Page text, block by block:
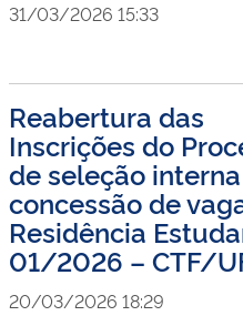
31/03/2026 15:33
Reabertura das
Inscrições do
de seleção
concessão de
Residência
01/2026 – CTF/
20/03/2026 18:29